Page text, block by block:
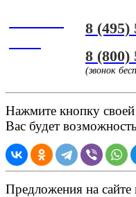
8 (495)
8 (800)
(звонок
Нажмите кнопку
Вас будет
Предложения на